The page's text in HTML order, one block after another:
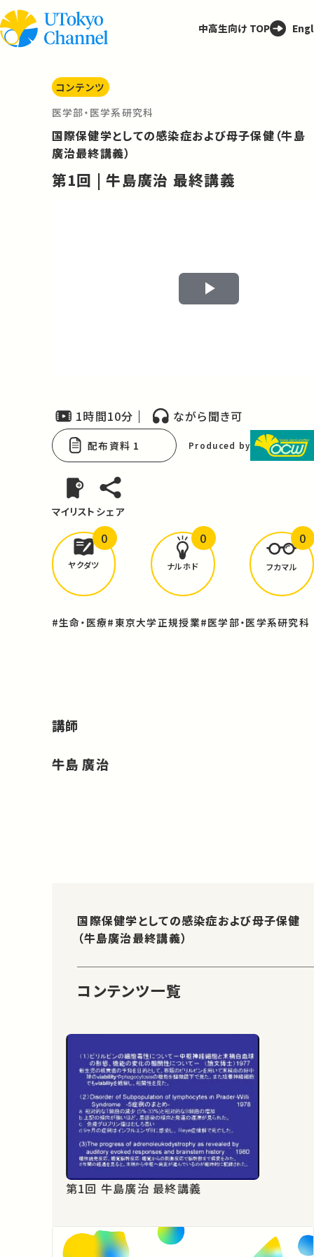
中高生向け TOP
コンテンツ
医学部・医学系研究科
国際保健学としての感染症および母子保健（牛島
廣治最終講義）
第1回 | 牛島廣治 最終講義
Play
1時間10分 ながら聞き可
配布資料 1 Produced by
マイリスト シェア
どんな学びがありましたか？
ヤクダツ
0
ナルホド
0
フカマル
0
#生命・医療#東京大学正規授業#医学部・医学系研究科
講師
牛島 廣治
国際保健学としての感染症および母子保健
（牛島廣治最終講義）
コンテンツ一覧
第1回 牛島廣治 最終講義